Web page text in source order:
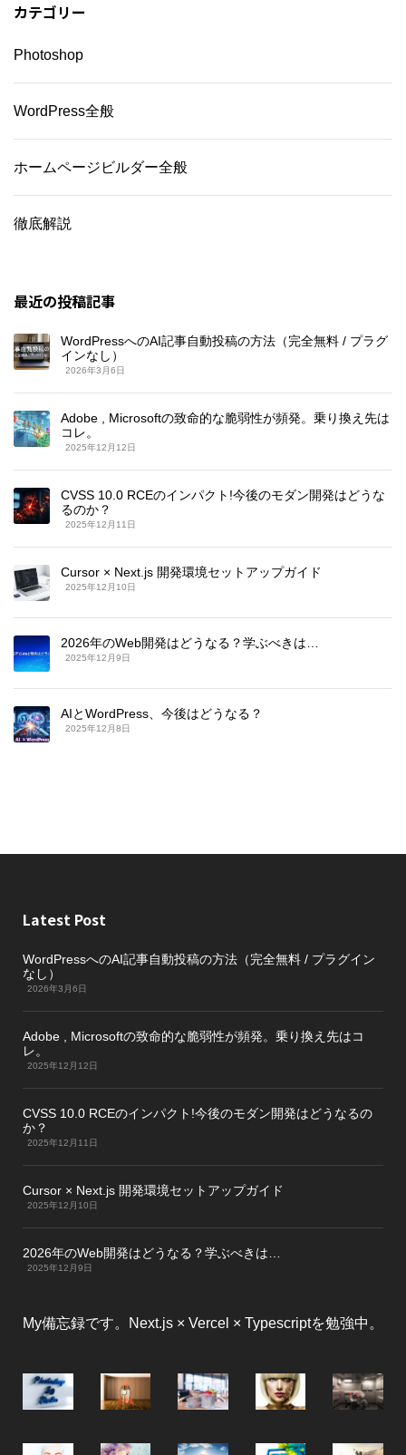
カテゴリー
Photoshop
WordPress全般
ホームページビルダー全般
徹底解説
最近の投稿記事
WordPressへのAI記事自動投稿の方法（完全無料 / プラグ
インなし）
2026年3月6日
Adobe , Microsoftの致命的な脆弱性が頻発。乗り換え先は
コレ。
2025年12月12日
CVSS 10.0 RCEのインパクト!今後のモダン開発はどうな
るのか？
2025年12月11日
Cursor × Next.js 開発環境セットアップガイド
2025年12月10日
2026年のWeb開発はどうなる？学ぶべきは…
2025年12月9日
AIとWordPress、今後はどうなる？
2025年12月8日
Latest Post
WordPressへのAI記事自動投稿の方法（完全無料 / プラグイン
なし）
2026年3月6日
Adobe , Microsoftの致命的な脆弱性が頻発。乗り換え先はコ
レ。
2025年12月12日
CVSS 10.0 RCEのインパクト!今後のモダン開発はどうなるの
か？
2025年12月11日
Cursor × Next.js 開発環境セットアップガイド
2025年12月10日
2026年のWeb開発はどうなる？学ぶべきは…
2025年12月9日
My備忘録です。Next.js × Vercel × Typescriptを勉強中。